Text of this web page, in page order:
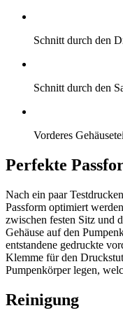
Schnitt durch den
Schnitt durch den
Vorderes
Perfekte
Nach ein paar
Passform optimiert
zwischen festen Sitz und
Gehäuse auf den
entstandene gedruckte
Klemme für den
Pumpenkörper legen,
Reinigung